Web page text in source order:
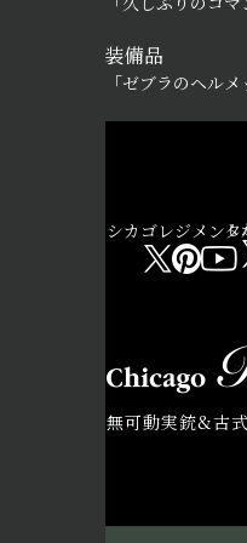
装備品
「ゼブラのヘルメ
シカゴレジメンタ
し
無可動実銃&古